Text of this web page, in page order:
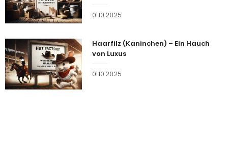
Veröffentlicht
01.10.2025
Haarfilz (Kaninchen) – Ein Hauch
von Luxus
Veröffentlicht
01.10.2025